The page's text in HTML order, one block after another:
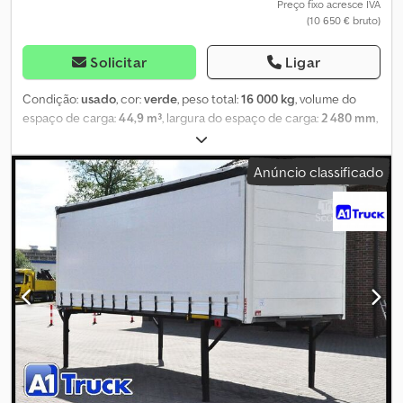
de entrega mediante consulta. Entrega possível. A oferta não é
partir do local D-59558 Lippstadt-Rixbeck. Encontre mais artigos
em lippstä.
Preço fixo acresce IVA
(10 650 € bruto)
Solicitar Ligar
Condição:usado, cor:verde, peso total:16 000 kg, volume do
espaço de carga:44,9 m³ , largura do espaço de carga: 2 480 mm
comprimento do espaço de carga:
carga:2 480 mm, Caçamba intercambiável, lona deslizante,
sistema BDF, 7.450 mm de comprimento. Caçamba intercambiável
usada e recondicionada com lona deslizante, sistema BDF, 7.450
mm de comprimento. Estrutura montada em IVECO 052, cor
verde-limão, NOVA PINTURA. (Pintura em cor à escolha possível!)
Novas lonas deslizantes em RAL 6026, verde-opala
(opcionalmente também em código XL). Novas lonas de teto em
branco com bordas pretas. Grandes portas tipo portal na parte
traseira, com barras de torção internas ou externas (variável
dependendo da versão). Inclui novos suportes rígidos de fábrica
em RAL 9005, preto profundo. Altura de apoio: 1.320 mm.
Dimensões externas: C=7.450 mm, L=2.550 mm, A=2.750 mm. Altura
interna: 2.480 mm. Altura de passagem lateral: 2.450 mm. Altura de
Anúncio classificado